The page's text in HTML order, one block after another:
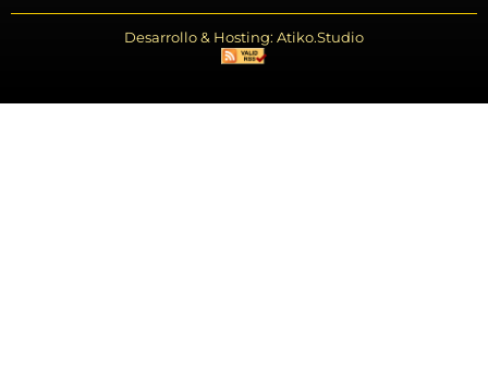
Desarrollo & Hosting: Atiko.Studio